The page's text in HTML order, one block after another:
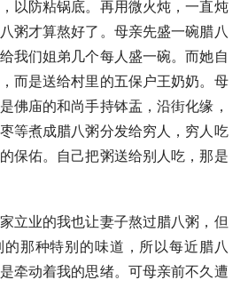
以防粘锅底。再用微火炖，一直炖
粥才算熬好了。母亲先盛一碗腊八
我们姐弟几个每人盛一碗。而她自
而是送给村里的五保户王奶奶。母
佛庙的和尚手持钵盂，沿街化缘，
等煮成腊八粥分发给穷人，穷人吃
保佑。自己把粥送给别人吃，那是
立业的我也让妻子熬过腊八粥，但
那种特别的味道，所以每近腊八
牵动着我的思绪。可母亲前不久遭